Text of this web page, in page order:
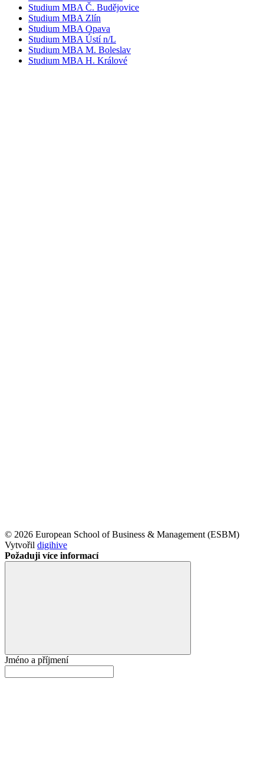
Studium MBA Č. Budějovice
Studium MBA Zlín
Studium MBA Opava
Studium MBA Ústí n/L
Studium MBA M. Boleslav
Studium MBA H. Králové
© 2026 European School of Business & Management (ESBM)
Vytvořil digihive
Požaduji více informací
Jméno a příjmení